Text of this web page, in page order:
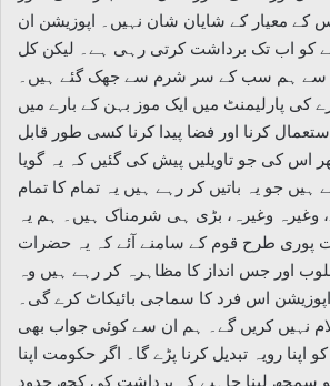
کے معیار کے شایان شان نہیں۔ اپوزیشن ان
کو اب تک برداشت کرتی رہی ہے۔ لیکن کل
سے ہم سب کے سر شرم سے جھک گئے ہیں۔
کی پارلیمنٹ میں ایک موز بہن کے بارے میں
کرنا اور فضا پیدا کرنا کسی طور قابل
اس کی جو تاویلیں پیش کی گئیں کہ یہ گویا
ہیں جو یہ باتیں کر رہے ہیں یہ تمام کا تمام
وغیرہ وغیرہ، بڑی ہی شرمناک ہیں۔ ہم یہ
پوری طرح قوم کے سامنے آئے کہ یہ حضرات
اور جس انداز کا مظاہرہ کر رہے ہیں وہ
اس فرد کا سماجی بائیکاٹ کرے گی۔
نہیں کریں گے۔ ہم ان سے کوئی جواب بھی
رویہ تبدیل کرنا پڑے گا۔ اگر حکومت اپنا
سمجھ لینا چاہیے کہ برداشت کی کچھ حدود